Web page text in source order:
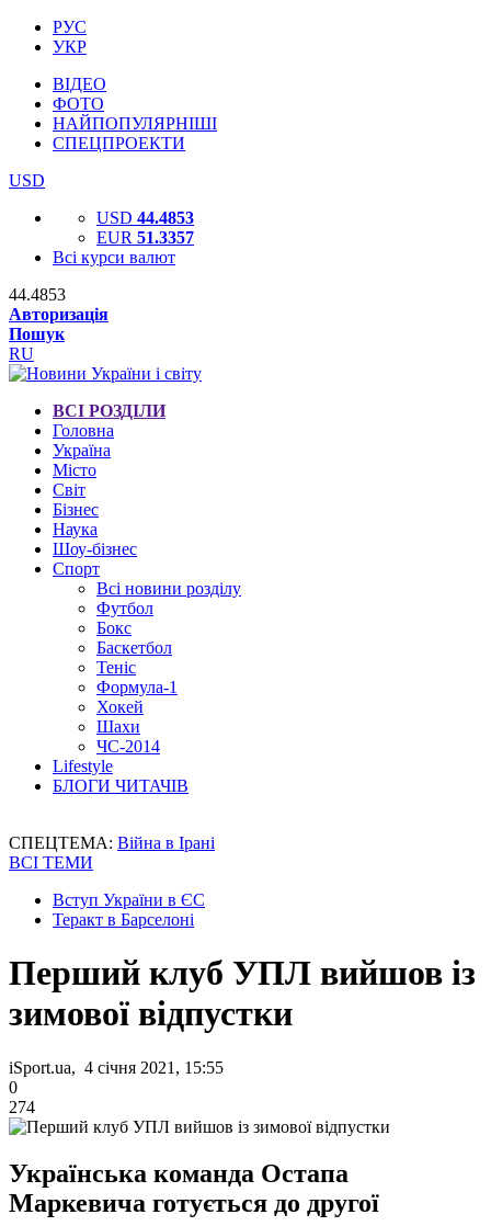
РУС
УКР
ВІДЕО
ФОТО
НАЙПОПУЛЯРНІШІ
СПЕЦПРОЕКТИ
USD
USD 44.4853
EUR 51.3357
Всі курси валют
44.4853
Авторизація
Пошук
RU
ВСІ РОЗДІЛИ
Головна
Україна
Місто
Світ
Бізнес
Наука
Шоу-бізнес
Спорт
Всі новини розділу
Футбол
Бокс
Баскетбол
Теніс
Формула-1
Хокей
Шахи
ЧС-2014
Lifestyle
БЛОГИ ЧИТАЧІВ
СПЕЦТЕМА: Війна в Ірані
ВСІ ТЕМИ
Вступ України в ЄС
Теракт в Барселоні
Перший клуб УПЛ вийшов із
зимової відпустки
iSport.ua, 4 січня 2021, 15:55
0
274
Українська команда Остапа
Маркевича готується до другої